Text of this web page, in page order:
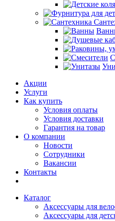
Акции
Услуги
Как купить
Условия оплаты
Условия доставки
Гарантия на товар
О компании
Новости
Сотрудники
Вакансии
Контакты
Каталог
Аксессуары для
Аксессуары для